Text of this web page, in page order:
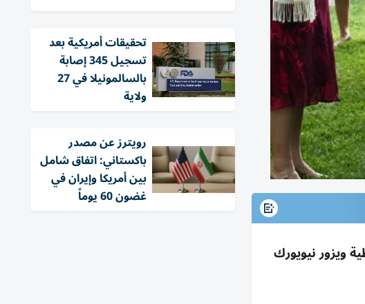
ويزور نيويورك
تحقيقات أمريكية بعد
تسجيل 345 إصابة
بالسالمونيلا في 27
ولاية
‏رويترز عن مصدر
باكستاني: اتفاق شامل
بين أمريكا وإيران في
غضون 60 يوماً